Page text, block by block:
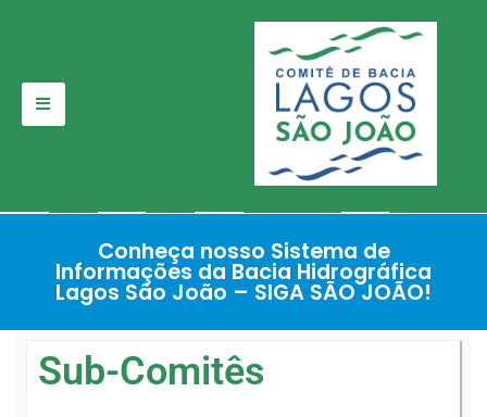
para
Conheça nosso Sistema de
Informações da Bacia Hidrográfica
Lagos São João – SIGA SÃO JOÃO!
Sub-Comitês